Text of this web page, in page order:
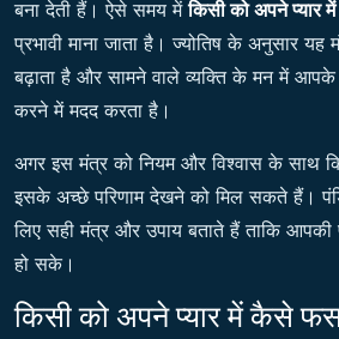
बना देती हैं। ऐसे समय मेंकिसी को अपने प्यार
प्रभावी माना जाता है। ज्योतिष के अनुसार यह
बढ़ाता है और सामने वाले व्यक्ति के मन में आपके
करने में मदद करता है।
अगर इस मंत्र को नियम और विश्वास के साथ
इसके अच्छे परिणाम देखने को मिल सकते हैं।
लिए सही मंत्र और उपाय बताते हैं ताकि आपकी
हो सके।
किसी को अपने प्यार में कैसे